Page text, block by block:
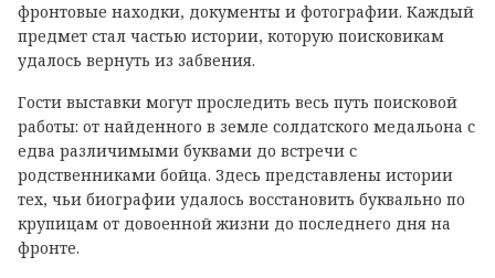
фронтовые находки, документы и фотографии. Каждый
предмет стал частью истории, которую поисковикам
удалось вернуть из забвения.
Гости выставки могут проследить весь путь поисковой
работы: от найденного в земле солдатского медальона с
едва различимыми буквами до встречи с
родственниками бойца. Здесь представлены истории
тех, чьи биографии удалось восстановить буквально по
крупицам от довоенной жизни до последнего дня на
фронте.